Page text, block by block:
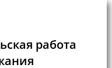
работа